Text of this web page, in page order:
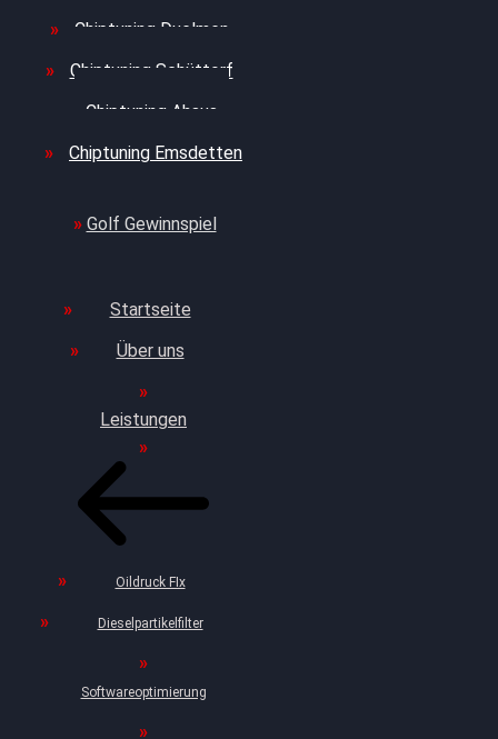
Chiptuning Duelmen
Chiptuning Schüttorf
Chiptuning Ahaus
Chiptuning Emsdetten
Golf Gewinnspiel
Startseite
Über uns
Leistungen
Oildruck FIx
Dieselpartikelfilter
Softwareoptimierung